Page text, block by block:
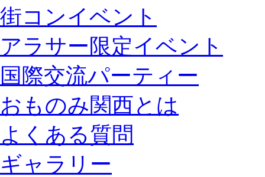
街コンイベント
アラサー限定イベント
国際交流パーティー
おものみ関西とは
よくある質問
ギャラリー